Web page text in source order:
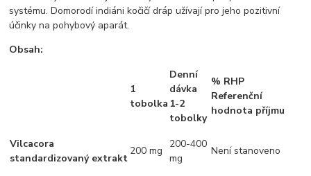
systému. Domorodí indiáni kočičí dráp užívají pro jeho pozitivní
účinky na pohybový aparát.
Obsah:
1
tobolka
Denní
dávka
1-2
tobolky
% RHP
Referenční
hodnota příjmu
Vilcacora
standardizovaný extrakt
200 mg
200-400
mg
Není stanoveno